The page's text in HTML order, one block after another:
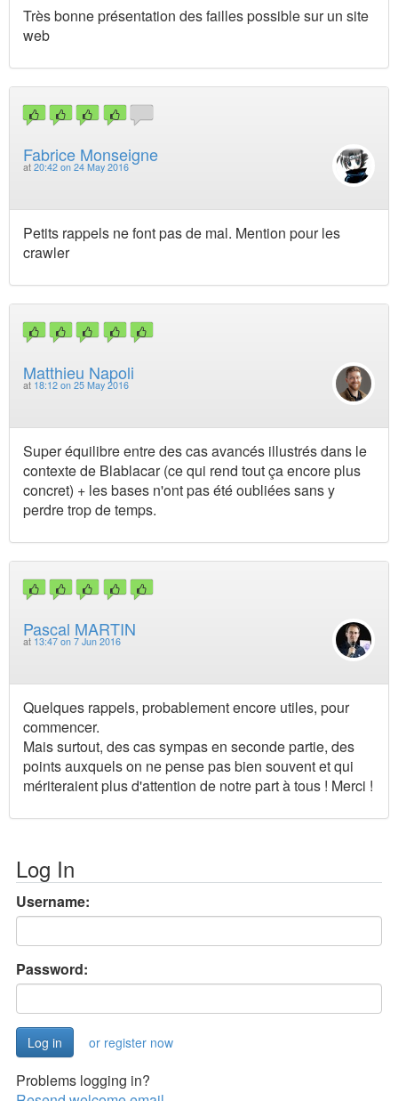
Très bonne présentation des failles possible sur un site
web
Fabrice Monseigne
at 20:42 on 24 May 2016
Petits rappels ne font pas de mal. Mention pour les
crawler
Matthieu Napoli
at 18:12 on 25 May 2016
Super équilibre entre des cas avancés illustrés dans le
contexte de Blablacar (ce qui rend tout ça encore plus
concret) + les bases n'ont pas été oubliées sans y
perdre trop de temps.
Pascal MARTIN
at 13:47 on 7 Jun 2016
Quelques rappels, probablement encore utiles, pour
commencer.
Mais surtout, des cas sympas en seconde partie, des
points auxquels on ne pense pas bien souvent et qui
mériteraient plus d'attention de notre part à tous ! Merci !
Log In
Username:
Password:
or register now
Problems logging in?